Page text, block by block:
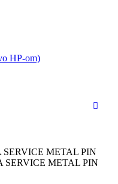
HP-om)
SERVICE METAL PIN
SERVICE METAL PIN